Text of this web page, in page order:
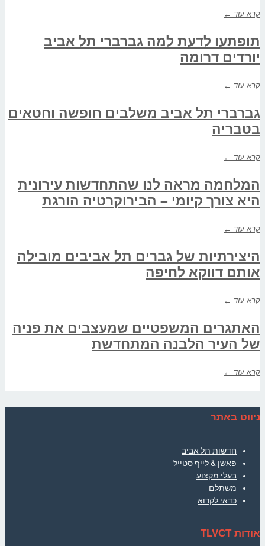
קרא עוד ←
תופתעו לדעת למה גברברי תל אביב
יורדים דרומה
קרא עוד ←
גברברי תל אביב משלבים חופשה וחטאים
בטבריה
קרא עוד ←
המלחמה מראה לנו שהתחדשות עירונית
היא צורך קיומי – הבירוקרטיה הורגת
קרא עוד ←
היצירתיות של גברים תל אביבים מובילה
אותם דווקא לחיפה
קרא עוד ←
האתגרים המשפטיים שמעצבים את פניה
של העיר הלבנה המתחדשת
קרא עוד ←
ניווט באתר
חדשות תל אביב
פאשן & לייף סטייל
בעלי מקצוע
משתלם
כדאי לקרוא
אודות TLVCT